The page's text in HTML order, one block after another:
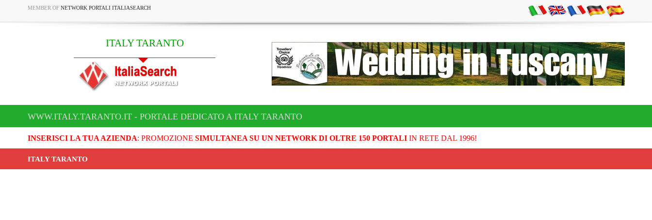
MEMBER OF NETWORK PORTALI ITALIASEARCH
ITALY TARANTO
WWW.ITALY.TARANTO.IT - PORTALE DEDICATO A ITALY TARANTO
INSERISCI LA TUA AZIENDA: PROMOZIONE SIMULTANEA SU UN NETWORK DI OLTRE 150 PORTALIIN RETE DAL 1996!
ITALY TARANTO